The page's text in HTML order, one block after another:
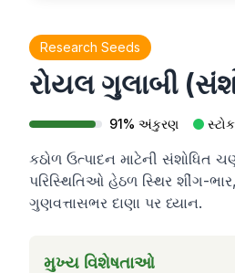
Research Seeds
રોયલ ગુલાબી
91% અંકુરણ
કઠોળ ઉત્પાદન માટેની સંશોધિત
પરિસ્થિતિઓ હેઠળ સ્થિર શીંગ-
ગુણવત્તાસભર દાણા પર ધ્યાન.
મુખ્ય વિશેષતાઓ